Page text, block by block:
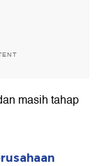
masih tahap